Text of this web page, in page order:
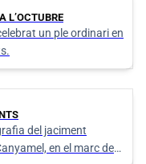
L’OCTUBRE
un ple ordinari en
del jaciment
en el marc de